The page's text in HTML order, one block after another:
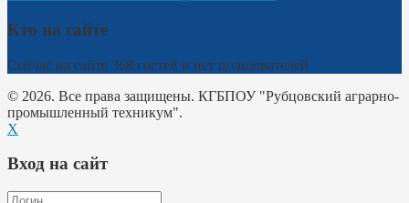
Кто на сайте
Сейчас на сайте 368 гостей и нет пользователей
© 2026. Все права защищены. КГБПОУ "Рубцовский аграрно-
промышленный техникум".
X
Вход на сайт